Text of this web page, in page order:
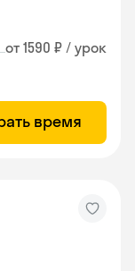
от 1590 ₽ / урок
время